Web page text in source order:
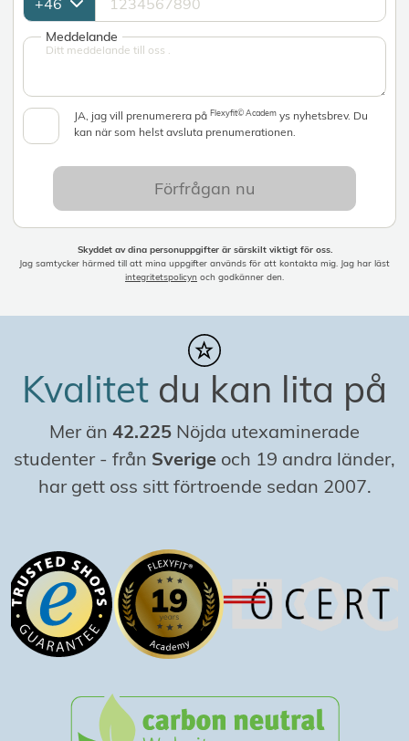
Meddelande
JA, jag vill prenumerera påFlexyfit© Academ ys nyhetsbrev. Du
kan när som helst avsluta prenumerationen.
Förfrågan nu
Skyddet av dina personuppgifter är särskilt viktigt för oss.
Jag samtycker härmed till att mina uppgifter används för att kontakta mig. Jag har läst
integritetspolicyn och godkänner den.
Kvalitet du kan lita på
Mer än 42.225 Nöjda utexaminerade
studenter- från Sverige och 19 andra länder,
har gett oss sitt förtroende sedan 2007.